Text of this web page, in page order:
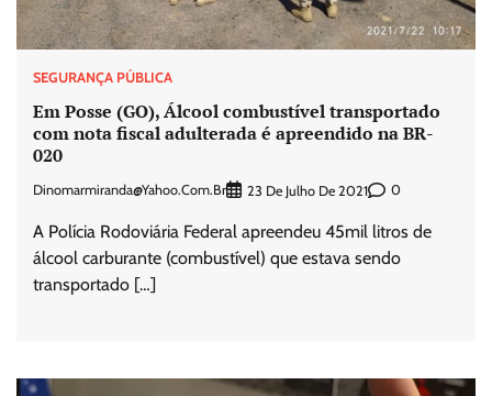
SEGURANÇA PÚBLICA
Em Posse (GO), Álcool combustível transportado
com nota fiscal adulterada é apreendido na BR-
020
Dinomarmiranda@yahoo.com.br 23 De Julho De 2021 0
A Polícia Rodoviária Federal apreendeu 45mil litros de
álcool carburante (combustível) que estava sendo
transportado […]